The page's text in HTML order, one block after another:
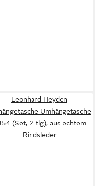
Leonhard Heyden
Umhängetasche
(Set, 2-tlg), aus echtem
Rindsleder